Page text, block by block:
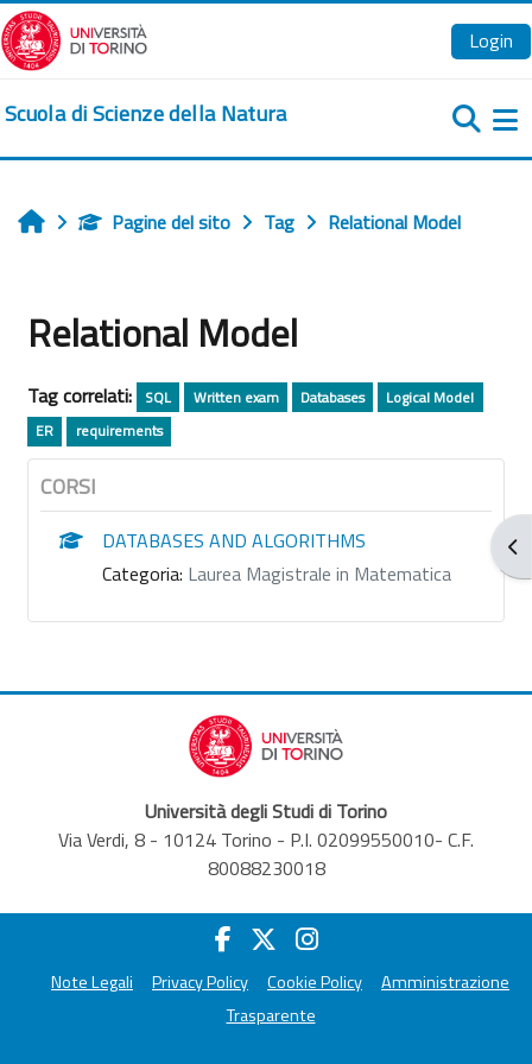
Vai al contenuto principale
Login
Scuola di Scienze della Natura
HomePagine del sito Tag Relational Model
Relational Model
Tag correlati: SQL Written exam Databases
Logical Model
ER
requirements
CORSI
DATABASES AND ALGORITHMS
Categoria: Laurea Magistrale in Matematica
Università degli Studi di Torino
Via Verdi, 8 - 10124 Torino - P.I. 02099550010- C.F.
80088230018
Note Legali Privacy Policy Cookie Policy
Amministrazione
Trasparente